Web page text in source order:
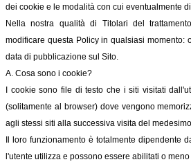
dei cookie e le modalità con cui eventualmente
Nella nostra qualità di Titolari del
modificare questa Policy in qualsiasi momento:
data di pubblicazione sul Sito.
A. Cosa sono i cookie?
I cookie sono file di testo che i siti visitati
(solitamente al browser) dove vengono
agli stessi siti alla successiva visita del medesimo
Il loro funzionamento è totalmente dipendente
l'utente utilizza e possono essere abilitati o meno